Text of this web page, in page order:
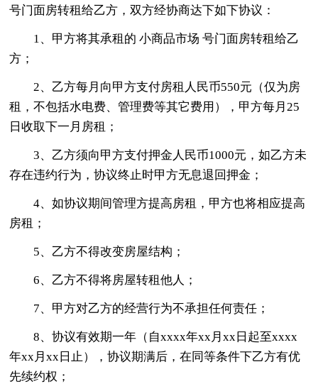
号门面房转租给乙方，双方经协商达下如下协议：
1、甲方将其承租的 小商品市场 号门面房转租给乙
方；
2、乙方每月向甲方支付房租人民币550元（仅为房
租，不包括水电费、管理费等其它费用），甲方每月25
日收取下一月房租；
3、乙方须向甲方支付押金人民币1000元，如乙方未
存在违约行为，协议终止时甲方无息退回押金；
4、如协议期间管理方提高房租，甲方也将相应提高
房租；
5、乙方不得改变房屋结构；
6、乙方不得将房屋转租他人；
7、甲方对乙方的经营行为不承担任何责任；
8、协议有效期一年（自xxxx年xx月xx日起至xxxx
年xx月xx日止），协议期满后，在同等条件下乙方有优
先续约权；